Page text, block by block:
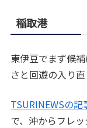
稲取港
東伊豆でまず候
さと回遊の入り
TSURINEWSの記
で、沖からフレ